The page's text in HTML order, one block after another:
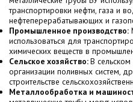
транспортировки нефти, газа и
нефтеперерабатывающих и
Промышленное производство:
использоваться для
химических веществ в
Сельское хозяйство:В сельском
организации поливных систем,
строительстве
Металлообработка и